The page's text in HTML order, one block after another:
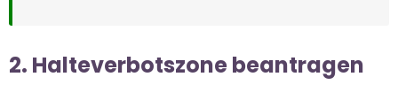
2. Halteverbotszone beantragen